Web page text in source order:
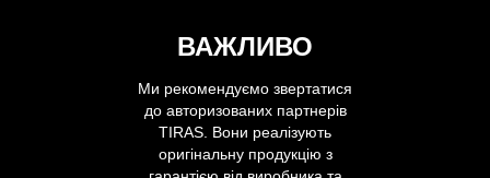
ВАЖЛИВО
Ми рекомендуємо звертатися
до авторизованих партнерів
TIRAS. Вони реалізують
оригінальну продукцію з